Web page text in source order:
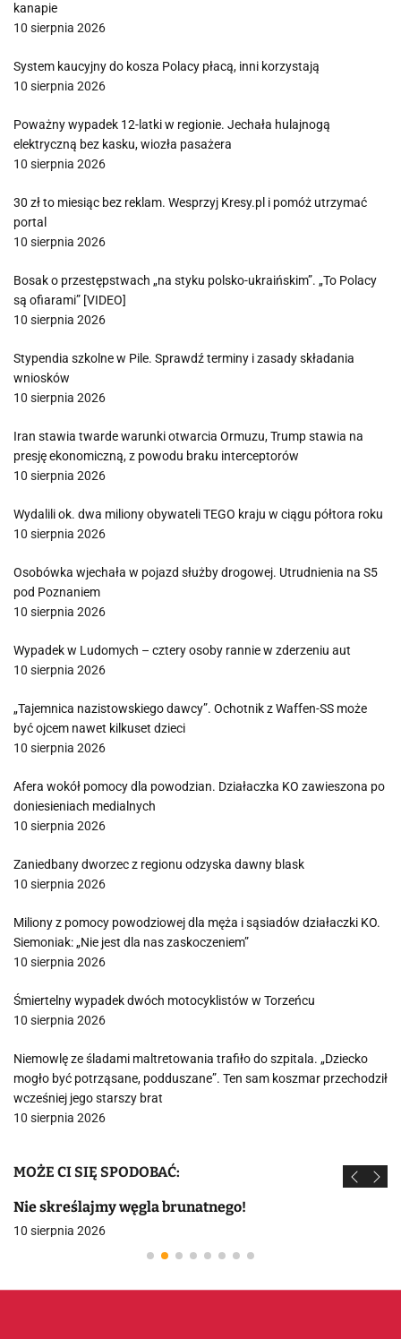
kanapie
10 sierpnia 2026
System kaucyjny do kosza Polacy płacą, inni korzystają
10 sierpnia 2026
Poważny wypadek 12-latki w regionie. Jechała hulajnogą
elektryczną bez kasku, wiozła pasażera
10 sierpnia 2026
30 zł to miesiąc bez reklam. Wesprzyj Kresy.pl i pomóż utrzymać
portal
10 sierpnia 2026
Bosak o przestępstwach „na styku polsko-ukraińskim”. „To Polacy
są ofiarami” [VIDEO]
10 sierpnia 2026
Stypendia szkolne w Pile. Sprawdź terminy i zasady składania
wniosków
10 sierpnia 2026
Iran stawia twarde warunki otwarcia Ormuzu, Trump stawia na
presję ekonomiczną, z powodu braku interceptorów
10 sierpnia 2026
Wydalili ok. dwa miliony obywateli TEGO kraju w ciągu półtora roku
10 sierpnia 2026
Osobówka wjechała w pojazd służby drogowej. Utrudnienia na S5
pod Poznaniem
10 sierpnia 2026
Wypadek w Ludomych – cztery osoby rannie w zderzeniu aut
10 sierpnia 2026
„Tajemnica nazistowskiego dawcy”. Ochotnik z Waffen-SS może
być ojcem nawet kilkuset dzieci
10 sierpnia 2026
Afera wokół pomocy dla powodzian. Działaczka KO zawieszona po
doniesieniach medialnych
10 sierpnia 2026
Zaniedbany dworzec z regionu odzyska dawny blask
10 sierpnia 2026
Miliony z pomocy powodziowej dla męża i sąsiadów działaczki KO.
Siemoniak: „Nie jest dla nas zaskoczeniem”
10 sierpnia 2026
Śmiertelny wypadek dwóch motocyklistów w Torzeńcu
10 sierpnia 2026
Niemowlę ze śladami maltretowania trafiło do szpitala. „Dziecko
mogło być potrząsane, podduszane”. Ten sam koszmar przechodził
wcześniej jego starszy brat
10 sierpnia 2026
MOŻE CI SIĘ SPODOBAĆ:
Nie skreślajmy węgla brunatnego!
10 sierpnia 2026